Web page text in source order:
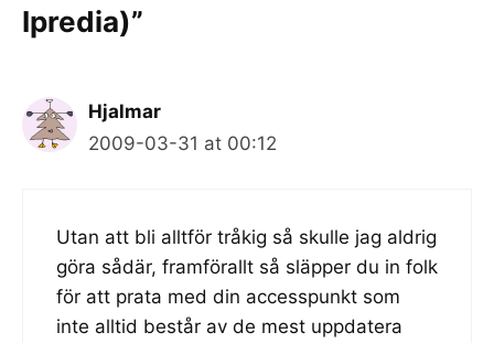
Ipredia)”
Hjalmar
2009-03-31 at 00:12
Utan att bli alltför tråkig så skulle jag aldrig
göra sådär, framförallt så släpper du in folk
för att prata med din accesspunkt som
inte alltid består av de mest uppdatera